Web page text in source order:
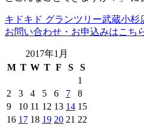
キドキド グランツリー武蔵小杉
お問い合わせ・お申込みはこち
2017年1月
M T W T F S
S
1
2
3 4 5 6 7
8
9
10 11 12 13 14 15
16 17 18 19 20 21 22